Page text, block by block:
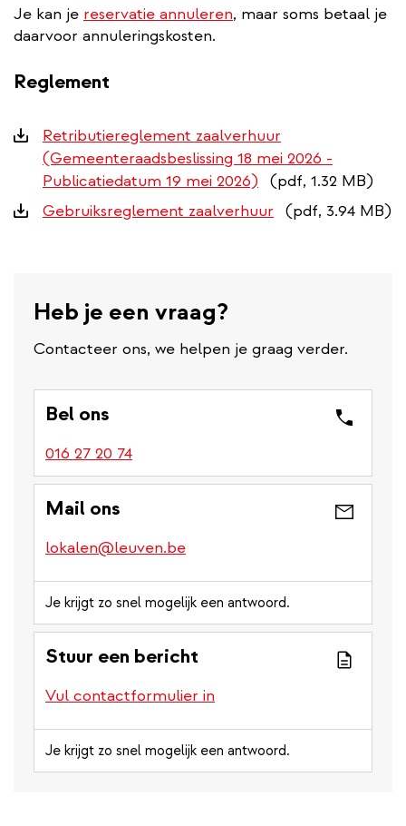
Je kan je reservatie annuleren, maar soms betaal je
daarvoor annuleringskosten.
Reglement
Downloads
Retributiereglement zaalverhuur
(Gemeenteraadsbeslissing 18 mei 2026 -
Publicatiedatum 19 mei 2026)
(pdf, 1.32 MB)
Gebruiksreglement zaalverhuur
(pdf, 3.94 MB)
Heb je een vraag?
Contacteer ons, we helpen je graag verder.
Bel ons
016 27 20 74
Mail ons
lokalen@leuven.be
Je krijgt zo snel mogelijk een antwoord.
Stuur een bericht
Vul contactformulier in
Je krijgt zo snel mogelijk een antwoord.